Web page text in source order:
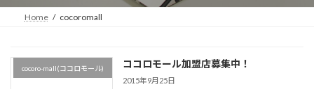
プ
動
Home cocoromall
cocoro-mall(ココロモール) ココロモール加盟店募集中！
2015年9月25日